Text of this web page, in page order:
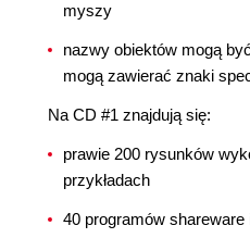
myszy
nazwy obiektów mogą
mogą zawierać znaki
Na CD #1 znajdują się:
prawie 200 rysunków
przykładach
40 programów shareware